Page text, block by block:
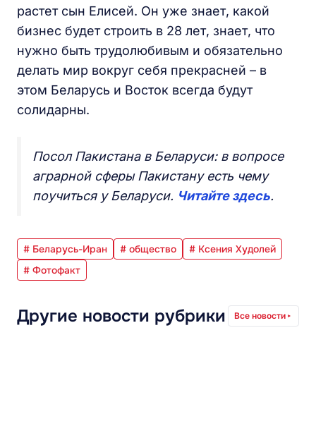
растет сын Елисей. Он уже знает, какой
бизнес будет строить в 28 лет, знает, что
нужно быть трудолюбивым и обязательно
делать мир вокруг себя прекрасней – в
этом Беларусь и Восток всегда будут
солидарны.
Посол Пакистана в Беларуси: в вопросе
аграрной сферы Пакистану есть чему
поучиться у Беларуси. Читайте здесь.
# Беларусь-Иран # общество
# Ксения Худолей
# Фотофакт
Другие новости рубрики Все новости